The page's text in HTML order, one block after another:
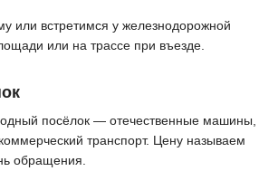
или встретимся у железнодорожной
или на трассе при въезде.
посёлок — отечественные машины,
транспорт. Цену называем
обращения.